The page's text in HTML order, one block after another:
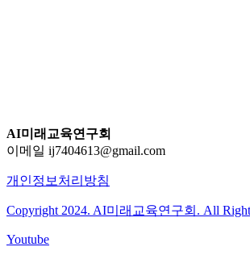
AI미래교육연구회
이메일 ij7404613@gmail.com
개인정보처리방침
Copyright 2024. AI미래교육연구회. All
Youtube